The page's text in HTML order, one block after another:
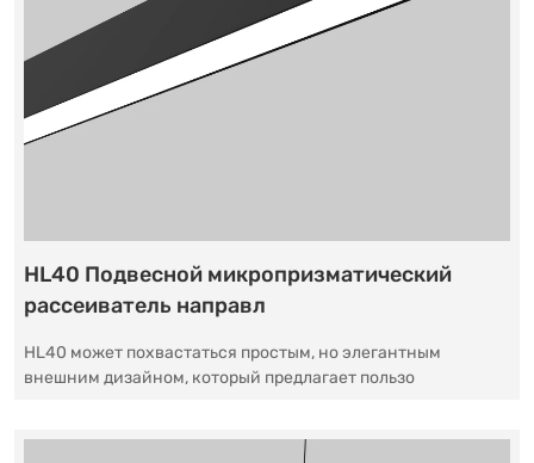
HL40 Подвесной микропризматический
рассеиватель направл
HL40 может похвастаться простым, но элегантным
внешним дизайном, который предлагает пользо